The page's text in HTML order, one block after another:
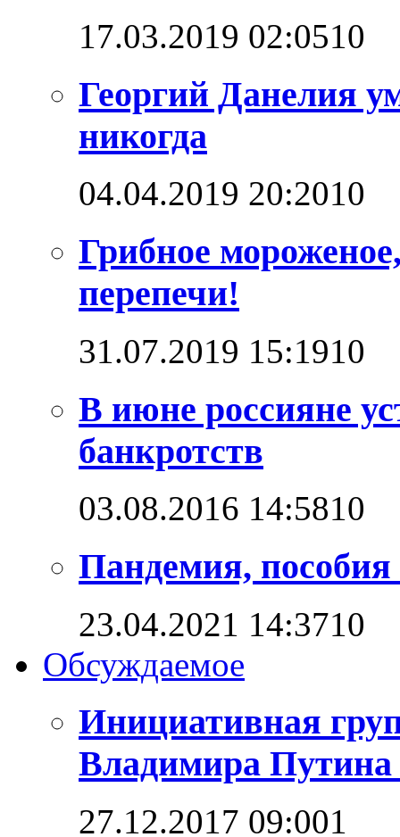
17.03.2019 02:0510
Георгий Данелия
никогда
04.04.2019 20:2010
Грибное
перепечи!
31.07.2019 15:1910
В июне россияне
банкротств
03.08.2016 14:5810
Пандемия, пособия
23.04.2021 14:3710
Обсуждаемое
Инициативная
Владимира Путина
27.12.2017 09:001